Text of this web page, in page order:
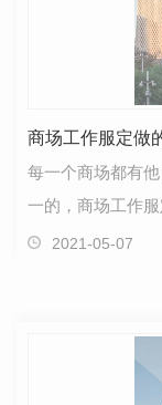
商场工作服定做
每一个商场都有
一的，商场工作
工作服定做合适
2021-05-07